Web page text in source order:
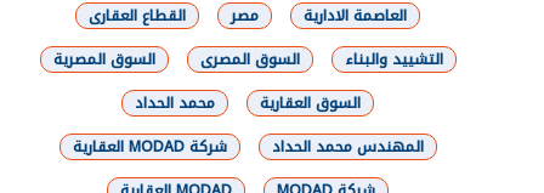
العاصمة الادارية مصر
القطاع العقارى
التشييد والبناء
السوق المصرى
السوق المصرية
السوق العقارية
محمد الحداد
المهندس محمد الحداد
شركة MODAD العقارية